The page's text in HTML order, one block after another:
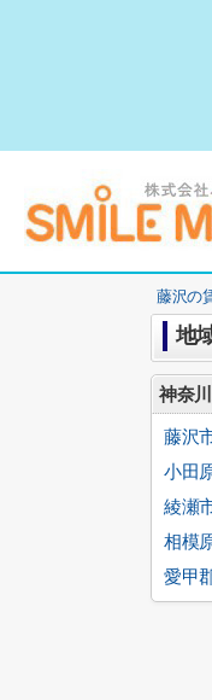
藤沢の
地
神奈
藤沢
小田
綾瀬
相模
愛甲